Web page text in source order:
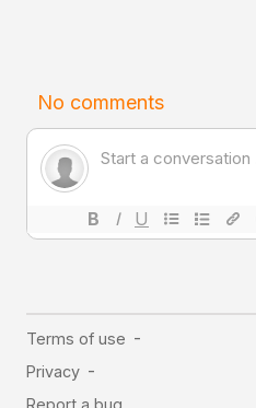
Cum adăugăm o rețetă
Regulament de postare
CONCURS